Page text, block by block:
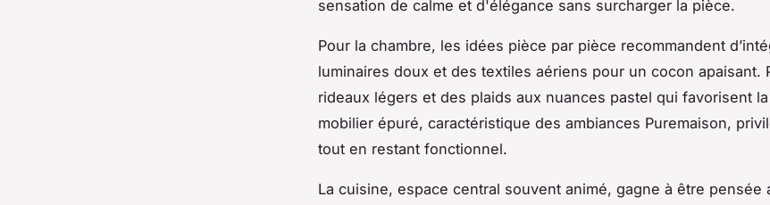
sensation de calme et d'élégance sans surcharger la pièce.
Pour la chambre, les idées pièce par pièce recommandent
luminaires doux et des textiles aériens pour un cocon apaisant.
rideaux légers et des plaids aux nuances pastel qui favorisent
mobilier épuré, caractéristique des ambiances Puremaison,
tout en restant fonctionnel.
La cuisine, espace central souvent animé, gagne à être pensée